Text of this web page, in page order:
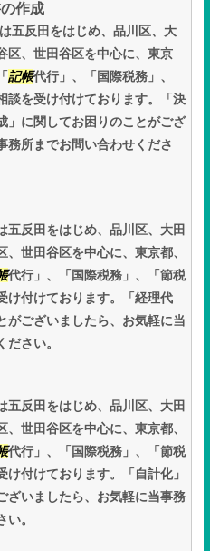
作成
五反田をはじめ、品川区、大
区、世田谷区を中心に、東京
記帳代行」、「国際税務」、
談を受け付けております。「決
」に関してお困りのことがござ
務所までお問い合わせくださ
五反田をはじめ、品川区、大田
、世田谷区を中心に、東京都、
代行」、「国際税務」、「節税
け付けております。「経理代
がございましたら、お気軽に当
さい。
五反田をはじめ、品川区、大田
、世田谷区を中心に、東京都、
代行」、「国際税務」、「節税
付けております。「自計化」
ざいましたら、お気軽に当事務
。